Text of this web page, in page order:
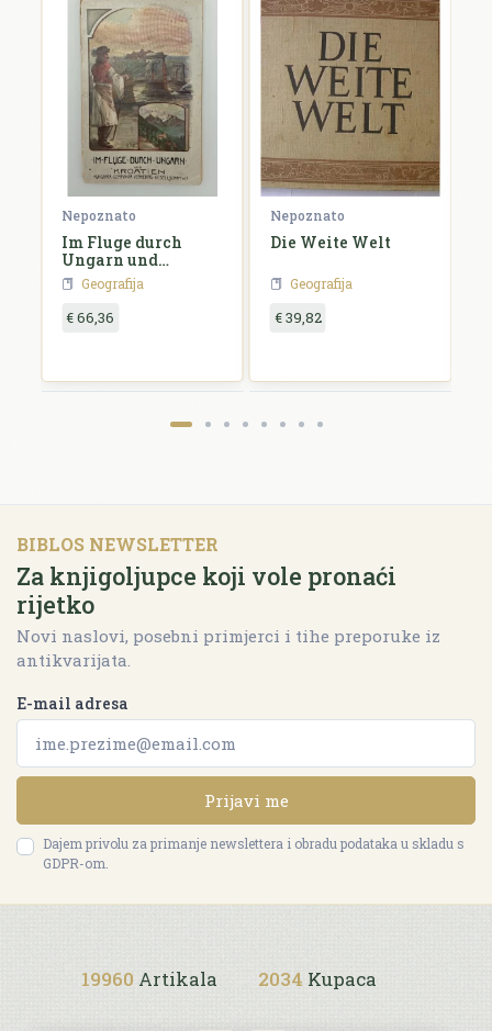
Nepoznato
Im Fluge durch
Ungarn und
Kroatien
Geografija
€ 66,36
Nepoznato
Die Weite Welt
Geografija
€ 39,82
BIBLOS NEWSLETTER
Za knjigoljupce koji vole pronaći
rijetko
Novi naslovi, posebni primjerci i tihe preporuke iz
antikvarijata.
E-mail adresa
Prijavi me
Dajem privolu za primanje newslettera i obradu podataka u skladu s
GDPR-om.
19960 Artikala 2034 Kupaca